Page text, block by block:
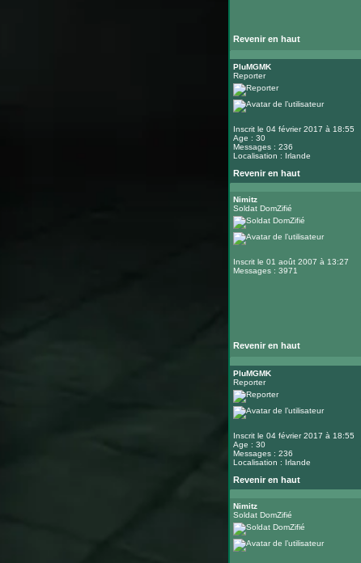
Revenir en haut
PluMGMK
Reporter
Inscrit le 04 février 2017 à 18:55
Age : 30
Messages : 236
Localisation : Irlande
Revenir en haut
Nimitz
Soldat DomZifié
Inscrit le 01 août 2007 à 13:27
Messages : 3971
Revenir en haut
PluMGMK
Reporter
Inscrit le 04 février 2017 à 18:55
Age : 30
Messages : 236
Localisation : Irlande
Revenir en haut
Nimitz
Soldat DomZifié